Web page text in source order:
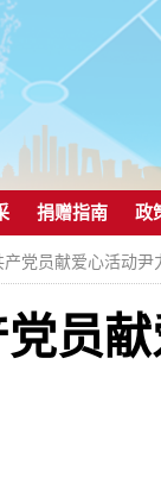
捐赠指南 政
党员献爱心活动尹
员